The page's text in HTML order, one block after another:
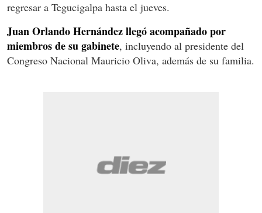
regresar a Tegucigalpa hasta el jueves.
Juan Orlando Hernández llegó acompañado por
miembros de su gabinete, incluyendo al presidente del
Congreso Nacional Mauricio Oliva, además de su familia.